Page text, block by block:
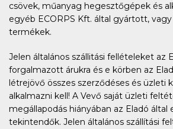
csövek, műanyag hegesztőgépek és
egyéb ECORPS Kft. által gyártott,
termékek.
Jelen általános szállitási fellételeket az
forgalmazott árukra és e körben az
létrejövő összes szerződéses és üzleti
alkalmazni kell! A Vevő saját üzleti
megállapodás hiányában az Eladó
tekintendők. Jelen általános szállítási